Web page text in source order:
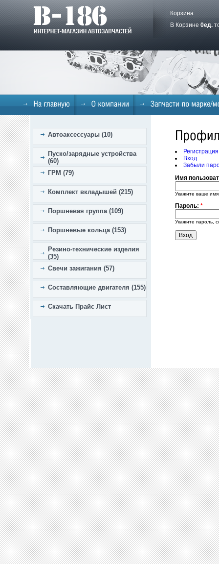
Корзина
В Корзине 0ед.
Автоаксессуары (10)
Пуско/зарядные устройства
(60)
ГРМ (79)
Комплект вкладышей (215)
Поршневая группа (109)
Поршневые кольца (153)
Резино-технические изделия
(35)
Свечи зажигания (57)
Составляющие двигателя (155)
Скачать Прайс Лист
Регистрация
Вход
Забыли
Имя
Укажите ваше
Пароль: *
Укажите пароль,